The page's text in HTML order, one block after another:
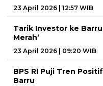
23 April 2026 | 12:57 WIB
Tarik Investor ke
Merah’
23 April 2026 | 09:20 WIB
BPS RI Puji Tren
Barru